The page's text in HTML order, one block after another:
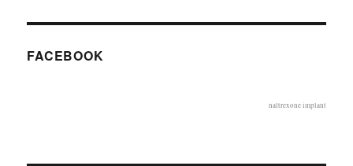
FACEBOOK
naltrexone implant